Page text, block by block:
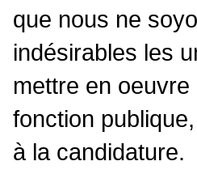
que nous ne
indésirables les
mettre en
fonction
à la candidature.